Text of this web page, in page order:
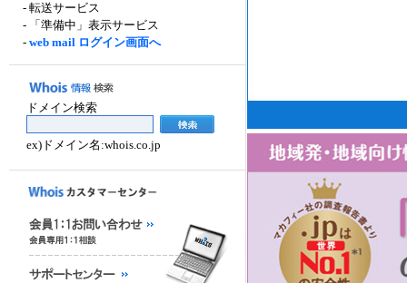
- 転送サービス
-
「準備中」表示サービス
- web mail ログイン画面へ
ドメイン検索
ex)ドメイン名:whois.co.jp